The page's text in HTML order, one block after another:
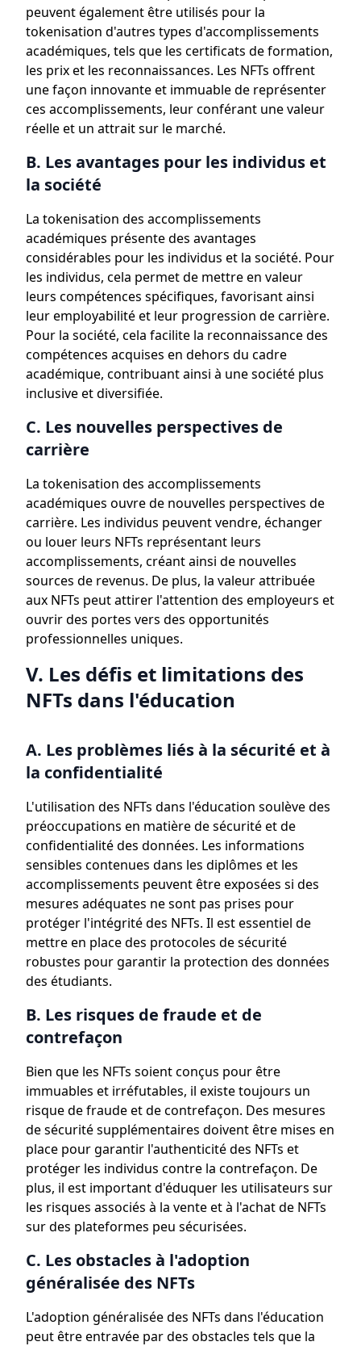
peuvent également être utilisés pour la
tokenisation d'autres types d'accomplissements
académiques, tels que les certificats de formation,
les prix et les reconnaissances. Les NFTs offrent
une façon innovante et immuable de représenter
ces accomplissements, leur conférant une valeur
réelle et un attrait sur le marché.
B. Les avantages pour les individus et
la société
La tokenisation des accomplissements
académiques présente des avantages
considérables pour les individus et la société. Pour
les individus, cela permet de mettre en valeur
leurs compétences spécifiques, favorisant ainsi
leur employabilité et leur progression de carrière.
Pour la société, cela facilite la reconnaissance des
compétences acquises en dehors du cadre
académique, contribuant ainsi à une société plus
inclusive et diversifiée.
C. Les nouvelles perspectives de
carrière
La tokenisation des accomplissements
académiques ouvre de nouvelles perspectives de
carrière. Les individus peuvent vendre, échanger
ou louer leurs NFTs représentant leurs
accomplissements, créant ainsi de nouvelles
sources de revenus. De plus, la valeur attribuée
aux NFTs peut attirer l'attention des employeurs et
ouvrir des portes vers des opportunités
professionnelles uniques.
V. Les défis et limitations des
NFTs dans l'éducation
A. Les problèmes liés à la sécurité et à
la confidentialité
L'utilisation des NFTs dans l'éducation soulève des
préoccupations en matière de sécurité et de
confidentialité des données. Les informations
sensibles contenues dans les diplômes et les
accomplissements peuvent être exposées si des
mesures adéquates ne sont pas prises pour
protéger l'intégrité des NFTs. Il est essentiel de
mettre en place des protocoles de sécurité
robustes pour garantir la protection des données
des étudiants.
B. Les risques de fraude et de
contrefaçon
Bien que les NFTs soient conçus pour être
immuables et irréfutables, il existe toujours un
risque de fraude et de contrefaçon. Des mesures
de sécurité supplémentaires doivent être mises en
place pour garantir l'authenticité des NFTs et
protéger les individus contre la contrefaçon. De
plus, il est important d'éduquer les utilisateurs sur
les risques associés à la vente et à l'achat de NFTs
sur des plateformes peu sécurisées.
C. Les obstacles à l'adoption
généralisée des NFTs
L'adoption généralisée des NFTs dans l'éducation
peut être entravée par des obstacles tels que la